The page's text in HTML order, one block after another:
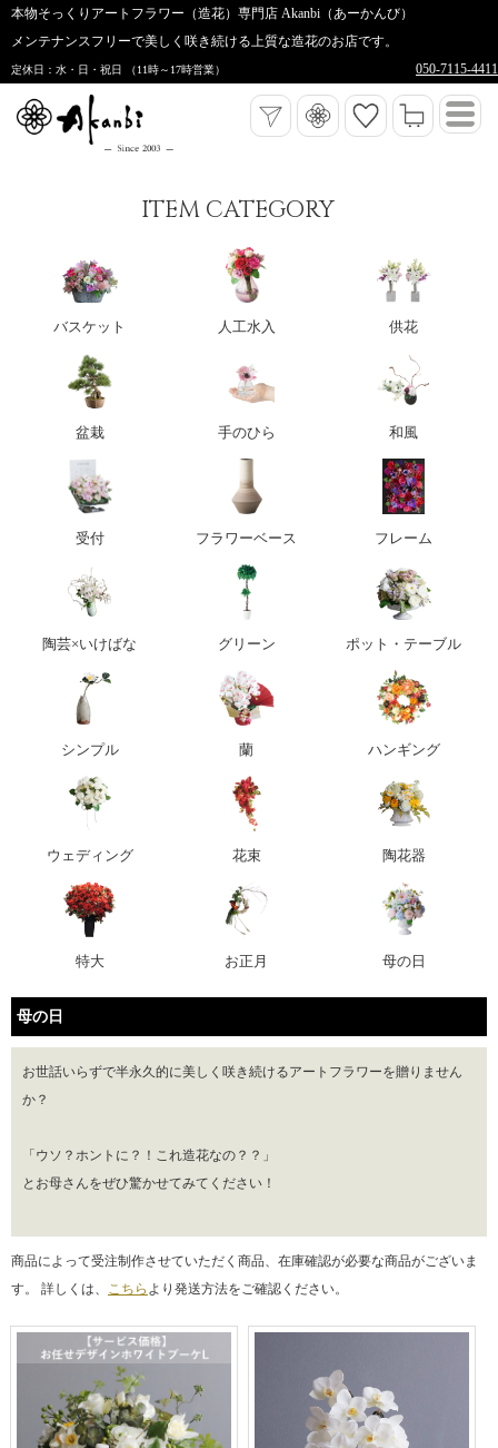
本物そっくりアートフラワー（造花）専門店 Akanbi（あーかんび）
メンテナンスフリーで美しく咲き続ける上質な造花のお店です。
定休日：水・日・祝日 （11時～17時営業） 050-7115-4411
ITEM CATEGORY
バスケット 人工水入 供花
盆栽 手のひら 和風
受付 フラワーベース フレーム
陶芸×いけばな グリーン ポット・テーブル
シンプル 蘭 ハンギング
ウェディング 花束 陶花器
特大 お正月 母の日
母の日
お世話いらずで半永久的に美しく咲き続けるアートフラワーを贈りません
か？
「ウソ？ホントに？！これ造花なの？？」
とお母さんをぜひ驚かせてみてください！
商品によって受注制作させていただく商品、在庫確認が必要な商品がございま
す。 詳しくは、 こちら より発送方法をご確認ください。